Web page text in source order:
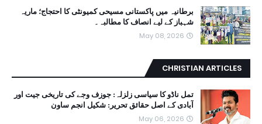
برطانیہ میں پاکستانی مسیحی کمیونٹی کا احتجاج؛ ماریہ
شہباز کے لیے انصاف کا مطالبہ۔
May 08, 2026
CHRISTIAN ARTICLES
تمل ناڈو کا سیاسی زلزلہ: جوزف وجے کی تاریخی جیت اور
آبادی کے اصل حقائق تحریر: شکیل انجم ساون
May 06, 2026